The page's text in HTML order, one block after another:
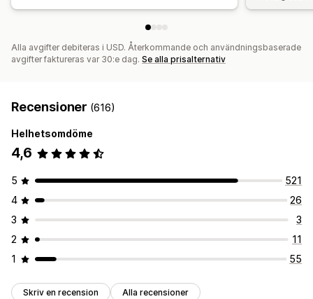
Alla avgifter debiteras i USD. Återkommande och användningsbaserade
avgifter faktureras var 30:e dag. Se alla prisalternativ
Recensioner (616)
Helhetsomdöme
4,6
5
521
4
26
3
3
2
11
1
55
Skriv en recension Alla recensioner